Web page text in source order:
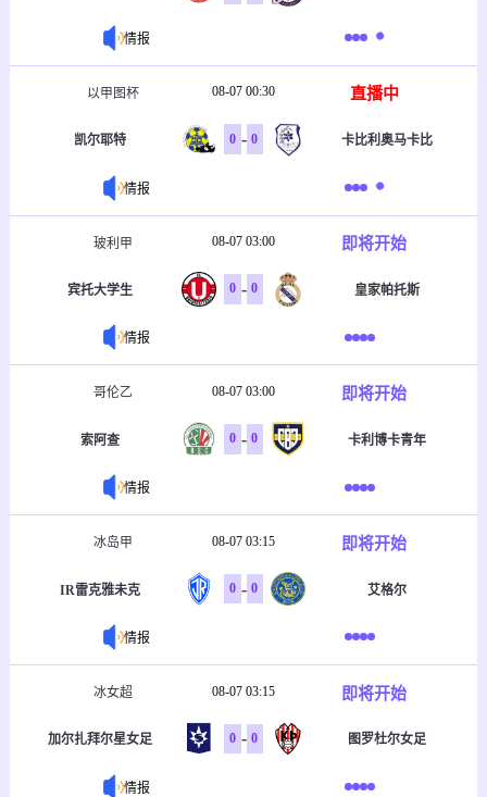
情报
以甲图杯 08-07 00:30 直播中
凯尔耶特 0 - 0 卡比利奥马卡比
情报
玻利甲 08-07 03:00 即将开始
宾托大学生 0 - 0 皇家帕托斯
情报
哥伦乙 08-07 03:00 即将开始
索阿查 0 - 0 卡利博卡青年
情报
冰岛甲 08-07 03:15 即将开始
IR雷克雅未克 0 - 0 艾格尔
情报
冰女超 08-07 03:15 即将开始
加尔扎拜尔星女足 0 - 0 图罗杜尔女足
情报